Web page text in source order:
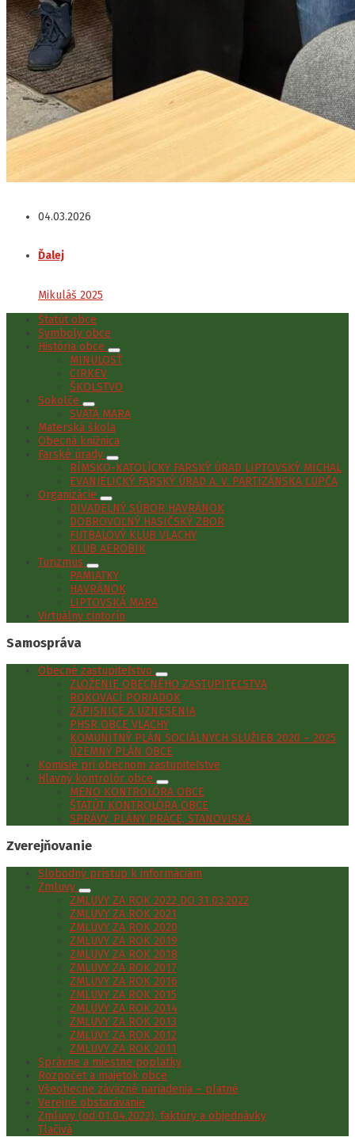
04.03.2026
Ďalej
Mikuláš 2025
Štatút obce
Symboly obce
História obce
MINULOSŤ
CIRKEV
ŠKOLSTVO
Sokolče
SVÄTÁ MARA
Materská škola
Obecná knižnica
Farské úrady
RÍMSKO-KATOLÍCKY FARSKÝ ÚRAD LIPTOVSKÝ MICHAL
EVANJELICKÝ FARSKÝ ÚRAD A. V. PARTIZÁNSKA ĽUPČA
Organizácie
DIVADELNÝ SÚBOR HAVRÁNOK
DOBROVOĽNÝ HASIČSKÝ ZBOR
FUTBALOVÝ KLUB VLACHY
KLUB AEROBIK
Turizmus
PAMIATKY
HAVRÁNOK
LIPTOVSKÁ MARA
Virtuálny cintorín
Samospráva
Obecné zastupiteľstvo
ZLOŽENIE OBECNÉHO ZASTUPITEĽSTVA
ROKOVACÍ PORIADOK
ZÁPISNICE A UZNESENIA
PHSR OBCE VLACHY
KOMUNITNÝ PLÁN SOCIÁLNYCH SLUŽIEB 2020 – 2025
ÚZEMNÝ PLÁN OBCE
Komisie pri obecnom zastupiteľstve
Hlavný kontrolór obce
MENO KONTROLÓRA OBCE
ŠTATÚT KONTROLÓRA OBCE
SPRÁVY, PLÁNY PRÁCE, STANOVISKÁ
Zverejňovanie
Slobodný prístup k informáciám
Zmluvy
ZMLUVY ZA ROK 2022 DO 31.03.2022
ZMLUVY ZA ROK 2021
ZMLUVY ZA ROK 2020
ZMLUVY ZA ROK 2019
ZMLUVY ZA ROK 2018
ZMLUVY ZA ROK 2017
ZMLUVY ZA ROK 2016
ZMLUVY ZA ROK 2015
ZMLUVY ZA ROK 2014
ZMLUVY ZA ROK 2013
ZMLUVY ZA ROK 2012
ZMLUVY ZA ROK 2011
Správne a miestne poplatky
Rozpočet a majetok obce
Všeobecne záväzné nariadenia – platné
Verejné obstarávanie
Zmluvy (od 01.04.2022), faktúry a objednávky
Tlačivá